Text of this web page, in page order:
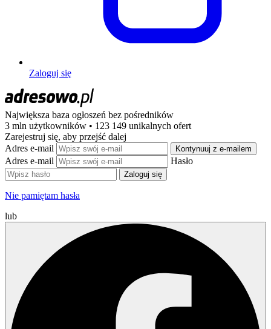
Zaloguj się
Największa baza ogłoszeń bez pośredników
3 mln użytkowników • 123 149 unikalnych ofert
Zarejestruj się, aby przejść dalej
Adres e-mail
Kontynuuj z e-mailem
Adres e-mail Hasło
Zaloguj się
Nie pamiętam hasła
lub